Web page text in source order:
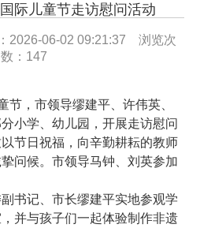
际儿童节走访慰问活动
2026-06-02 09:21:37 浏览次
数： 147
，市领导缪建平、许伟英、
小学、幼儿园，开展走访慰问
节日祝福，向辛勤耕耘的教师
问候。市领导马钟、刘英参加
记、市长缪建平实地参观学
并与孩子们一起体验制作非遗